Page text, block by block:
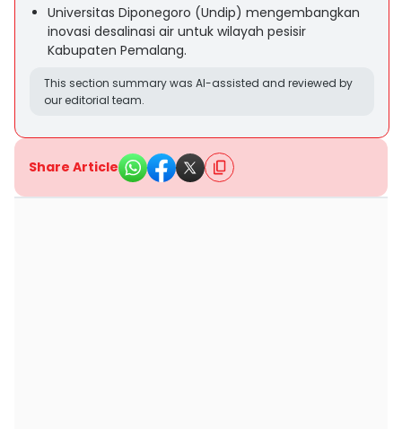
Universitas Diponegoro (Undip) mengembangkan
inovasi desalinasi air untuk wilayah pesisir
Kabupaten Pemalang.
This section summary was AI-assisted and reviewed by
our editorial team.
Share Article